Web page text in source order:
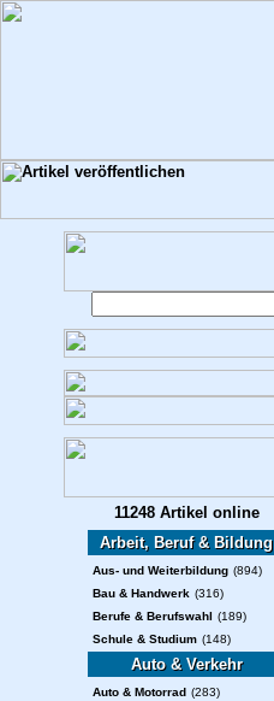
11248 Artikel online
Arbeit, Beruf & Bildung
Aus- und Weiterbildung (894)
Bau & Handwerk (316)
Berufe & Berufswahl (189)
Schule & Studium (148)
Auto & Verkehr
Auto & Motorrad (283)